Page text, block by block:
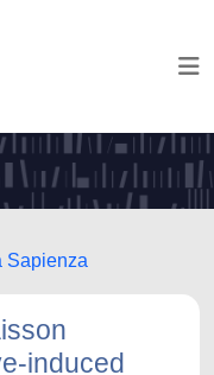
Sapienza
induced